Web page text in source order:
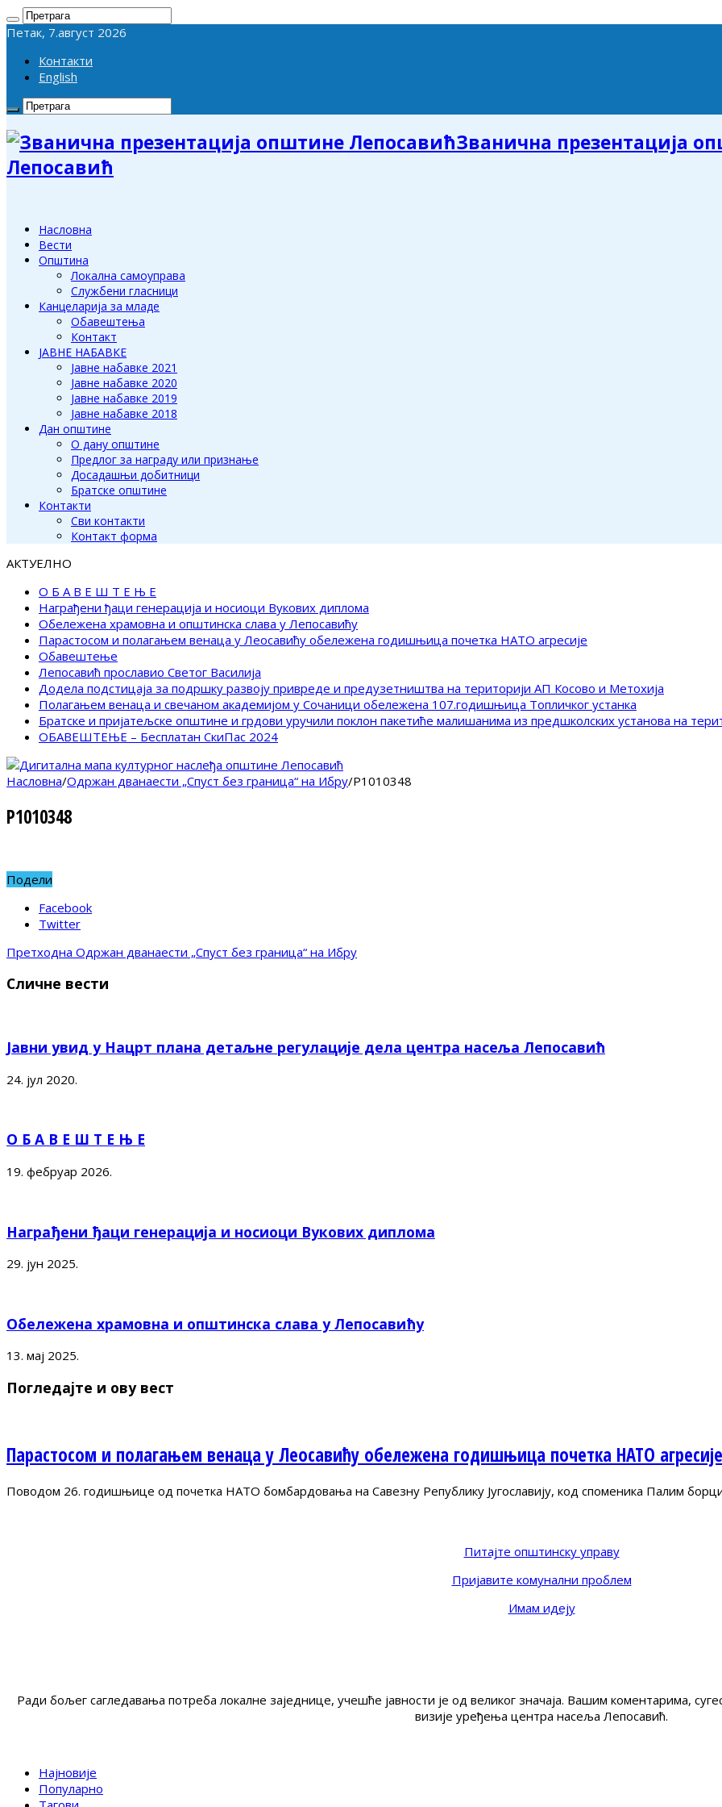
Петак, 7.август 2026
Контакти
English
Званична презентација
Лепосавић
Насловна
Вести
Општина
Локална самоуправа
Службени гласници
Канцеларија за младе
Обавештења
Контакт
ЈАВНЕ НАБАВКЕ
Јавне набавке 2021
Јавне набавке 2020
Јавне набавке 2019
Јавне набавке 2018
Дан општине
О дану општине
Предлог за награду или признање
Досадашњи добитници
Братске општине
Контакти
Сви контакти
Контакт форма
АКТУЕЛНО
О Б А В Е Ш Т Е Њ Е
Награђени ђаци генерација и носиоци Вукових диплома
Обележена храмовна и општинска слава у Лепосавићу
Парастосом и полагањем венаца у Леосавићу обележена годишњица почетка НАТО агресије
Обавештење
Лепосавић прославио Светог Василија
Додела подстицаја за подршку развоју привреде и предузетништва на територији АП Косово и Метохија
Полагањем венаца и свечаном академијом у Сочаници обележена 107.годишњица Топличког устанка
Братске и пријатељске општине и грдови уручили поклон пакетиће малишанима из предшколских установа на
ОБАВЕШТЕЊЕ – Бесплатан СкиПас 2024
Насловна/Одржан дванаести „Спуст без граница“ на Ибру/P1010348
P1010348
Подели
Facebook
Twitter
Претходна Одржан дванаести „Спуст без граница“ на Ибру
Сличне вести
Јавни увид у Нацрт плана детаљне регулације дела центра насеља Лепосавић
24. јул 2020.
О Б А В Е Ш Т Е Њ Е
19. фебруар 2026.
Награђени ђаци генерација и носиоци Вукових диплома
29. јун 2025.
Обележена храмовна и општинска слава у Лепосавићу
13. мај 2025.
Погледајте и ову вест
Парастосом и полагањем венаца у Леосавићу обележена годишњица почетка НАТО агресије
Поводом 26. годишњице од почетка НАТО бомбардовања на Савезну Републику Југославију, код споменика Палим
Питајте општинску управу
Пријавите комунални проблем
Имам идеју
Ради бољег сагледавања потреба локалне заједнице, учешће јавности је од великог значаја. Вашим коментарима,
визије уређења центра насеља Лепосавић.
Најновије
Популарно